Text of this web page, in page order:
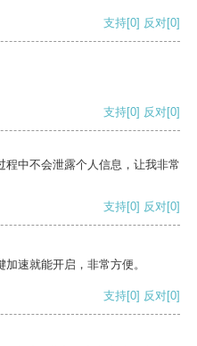
支持[0] 反对[0]
支持[0] 反对[0]
中不会泄露个人信息，让我非常
支持[0] 反对[0]
速就能开启，非常方便。
支持[0] 反对[0]